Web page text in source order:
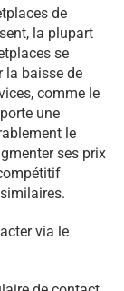
de
la plupart
se
la baisse de
comme le
une
le
ses prix
via le